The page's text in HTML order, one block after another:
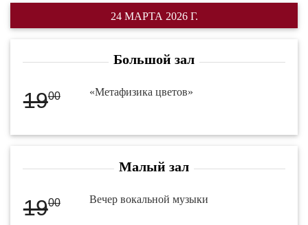
24 МАРТА 2026 Г.
Большой зал
1900 «Метафизика цветов»
Малый зал
1900 Вечер вокальной музыки